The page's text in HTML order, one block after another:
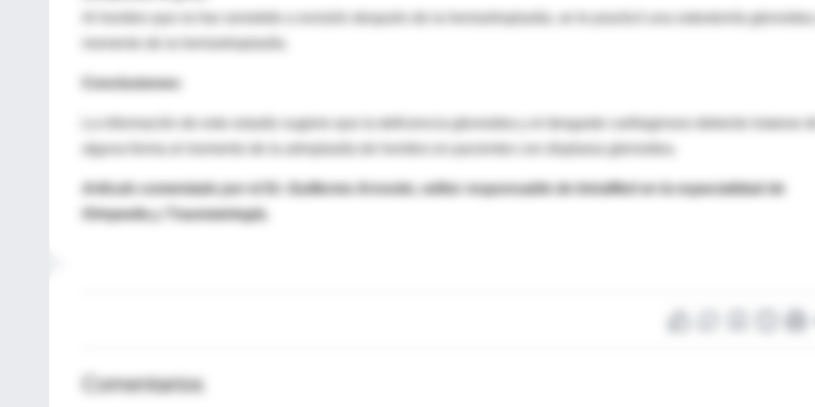
Conclusiones:
La información de este estudio sugiere que la deficiencia glenoidea y el desgaste cartilaginoso deberán tratarse
alguna forma al momento de la artroplastía de hombro en pacientes con displasia glenoidea.
Artículo comentado por el Dr. Guillermo Arrondo, editor responsable de IntraMed en la especialidad de
Ortopedia y Traumatología.
Comentarios